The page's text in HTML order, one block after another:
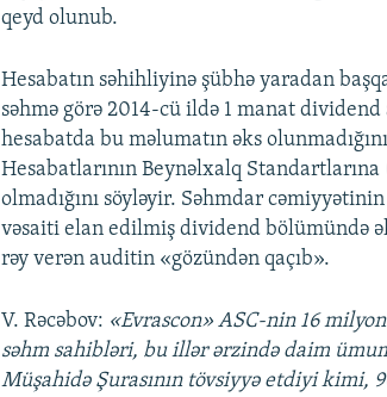
qeyd olunub.
Hesabatın səhihliyinə şübhə yaradan
səhmə görə 2014-cü ildə 1 manat dividend
hesabatda bu məlumatın əks
Hesabatlarının Beynəlxalq
olmadığını söyləyir. Səhmdar
vəsaiti elan edilmiş dividend bölümündə
rəy verən auditin «gözündən qaçıb».
V. Rəcəbov: «Evrascon» ASC-nin 16
səhm sahibləri, bu illər ərzində daim
Müşahidə Şurasının tövsiyyə etdiyi kimi,